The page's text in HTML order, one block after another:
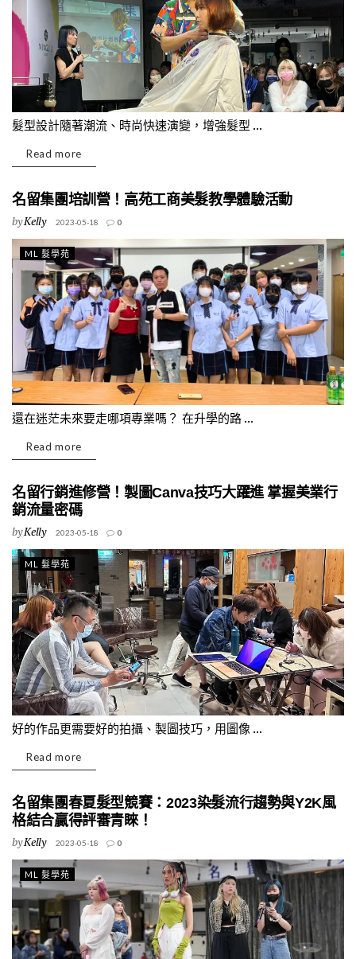
髮型設計隨著潮流、時尚快速演變，增強髮型 ...
Read more
名留集團培訓營！高苑工商美髮教學體驗活動
byKelly 2023-05-18 0
ML 髮學苑
還在迷茫未來要走哪項專業嗎？ 在升學的路 ...
Read more
名留行銷進修營！製圖Canva技巧大躍進 掌握美業行
銷流量密碼
byKelly 2023-05-18 0
ML 髮學苑
好的作品更需要好的拍攝、製圖技巧，用圖像 ...
Read more
名留集團春夏髮型競賽：2023染髮流行趨勢與Y2K風
格結合贏得評審青睞！
byKelly 2023-05-18 0
ML 髮學苑